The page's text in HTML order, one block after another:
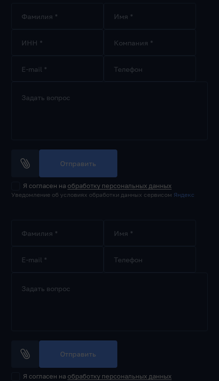
Фамилия * Имя *
ИНН * Компания *
E-mail * Телефон
Задать вопрос
Отправить
Я согласен наобработку персональных данных
Уведомление об условиях обработки данных сервисом Яндекс
Фамилия * Имя *
E-mail * Телефон
Задать вопрос
Отправить
Я согласен наобработку персональных данных